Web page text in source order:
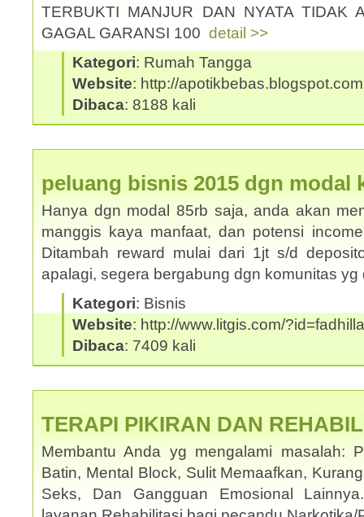
TERBUKTI MANJUR DAN NYATA TIDAK
GAGAL GARANSI 100 detail >>
Kategori: Rumah Tangga
Website: http://apotikbebas.blogspot.com
Dibaca: 8188 kali
peluang bisnis 2015 dgn modal
Hanya dgn modal 85rb saja, anda akan
manggis kaya manfaat, dan potensi
Ditambah reward mulai dari 1jt s/d
apalagi, segera bergabung dgn komunitas
Kategori: Bisnis
Website: http://www.litgis.com/
Dibaca: 7409 kali
TERAPI PIKIRAN DAN
Membantu Anda yg mengalami masalah:
Batin, Mental Block, Sulit Memaafkan,
Seks, Dan Gangguan Emosional